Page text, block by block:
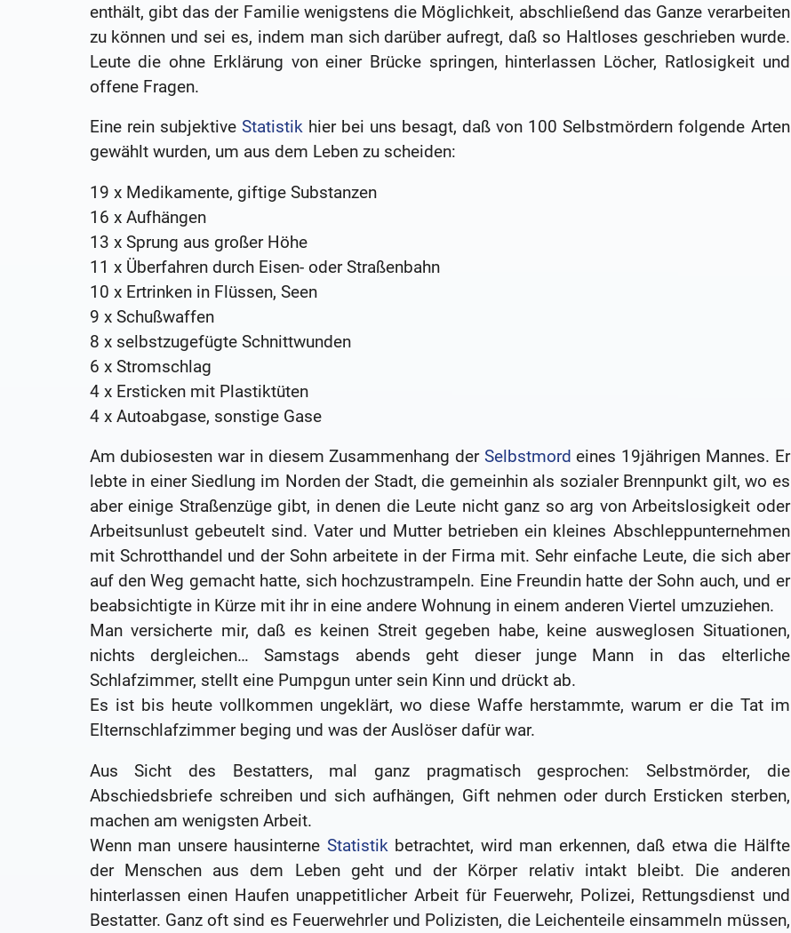
enthält, gibt das der Familie wenigstens die Möglichkeit, abschließend das Ganze verarbeiten
zu können und sei es, indem man sich darüber aufregt, daß so Haltloses geschrieben wurde.
Leute die ohne Erklärung von einer Brücke springen, hinterlassen Löcher, Ratlosigkeit und
offene Fragen.
Eine rein subjektive Statistikhier bei uns besagt, daß von 100 Selbstmördern folgende Arten
gewählt wurden, um aus dem Leben zu scheiden:
19 x Medikamente, giftige Substanzen
16 x Aufhängen
13 x Sprung aus großer Höhe
11 x Überfahren durch Eisen- oder Straßenbahn
10 x Ertrinken in Flüssen, Seen
9 x Schußwaffen
8 x selbstzugefügte Schnittwunden
6 x Stromschlag
4 x Ersticken mit Plastiktüten
4 x Autoabgase, sonstige Gase
Am dubiosesten war in diesem Zusammenhang der Selbstmord eines 19jährigen Mannes. Er
lebte in einer Siedlung im Norden der Stadt, die gemeinhin als sozialer Brennpunkt gilt, wo es
aber einige Straßenzüge gibt, in denen die Leute nicht ganz so arg von Arbeitslosigkeit oder
Arbeitsunlust gebeutelt sind. Vater und Mutter betrieben ein kleines Abschleppunternehmen
mit Schrotthandel und der Sohn arbeitete in der Firma mit. Sehr einfache Leute, die sich aber
auf den Weg gemacht hatte, sich hochzustrampeln. Eine Freundin hatte der Sohn auch, und er
beabsichtigte in Kürze mit ihr in eine andere Wohnung in einem anderen Viertel umzuziehen.
Man versicherte mir, daß es keinen Streit gegeben habe, keine ausweglosen Situationen,
nichts dergleichen… Samstags abends geht dieser junge Mann in das elterliche
Schlafzimmer, stellt eine Pumpgun unter sein Kinn und drückt ab.
Es ist bis heute vollkommen ungeklärt, wo diese Waffe herstammte, warum er die Tat im
Elternschlafzimmer beging und was der Auslöser dafür war.
Aus Sicht des Bestatters, mal ganz pragmatisch gesprochen: Selbstmörder, die
Abschiedsbriefe schreiben und sich aufhängen, Gift nehmen oder durch Ersticken sterben,
machen am wenigsten Arbeit.
Wenn man unsere hausinterne Statistikbetrachtet, wird man erkennen, daß etwa die Hälfte
der Menschen aus dem Leben geht und der Körper relativ intakt bleibt. Die anderen
hinterlassen einen Haufen unappetitlicher Arbeit für Feuerwehr, Polizei, Rettungsdienst und
Bestatter. Ganz oft sind es Feuerwehrler und Polizisten, die Leichenteile einsammeln müssen,